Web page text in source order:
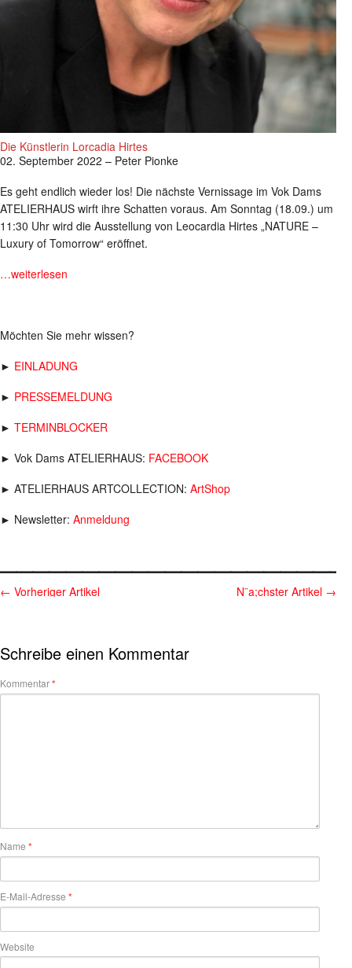
Die Künstlerin Lorcadia Hirtes
02. September 2022 – Peter Pionke
Es geht endlich wieder los! Die nächste Vernissage im Vok Dams
ATELIERHAUS wirft ihre Schatten voraus. Am Sonntag (18.09.) um
11:30 Uhr wird die Ausstellung von Leocardia Hirtes „NATURE –
Luxury of Tomorrow“ eröffnet.
…weiterlesen
Möchten Sie mehr wissen?
► EINLADUNG
► PRESSEMELDUNG
► TERMINBLOCKER
► Vok Dams ATELIERHAUS: FACEBOOK
► ATELIERHAUS ARTCOLLECTION: ArtShop
► Newsletter: Anmeldung
← Vorheriger Artikel N¨a;chster Artikel →
Schreibe einen Kommentar
Kommentar*
Name *
E-Mail-Adresse *
Website